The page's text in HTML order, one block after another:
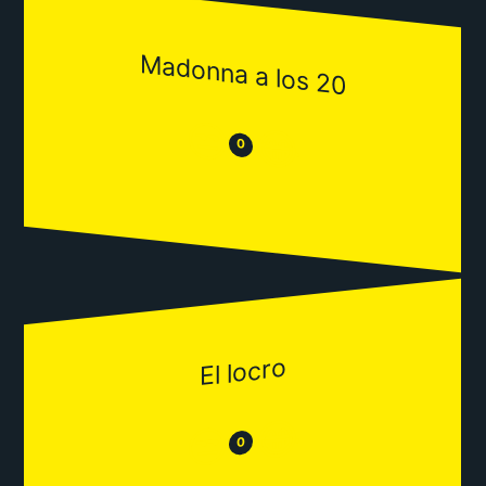
Madonna a los 20
😒 0 😂
El locro
😒 0 😂